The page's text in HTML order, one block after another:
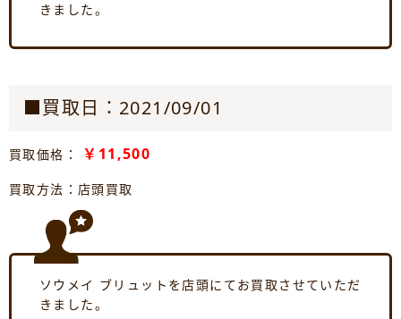
きました。
■買取日：2021/09/01
買取価格： ￥11,500
買取方法：店頭買取
ソウメイ ブリュットを店頭にてお買取させていただ
きました。